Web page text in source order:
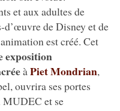
et aux adultes de
d’œuvre de Disney et de
est créé. Cet
exposition
à Piet Mondrian,
ouvrira ses portes
MUDEC et se